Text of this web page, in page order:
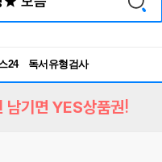
24
독서유형검사
RBTI Lab
남기면 YES상품권!